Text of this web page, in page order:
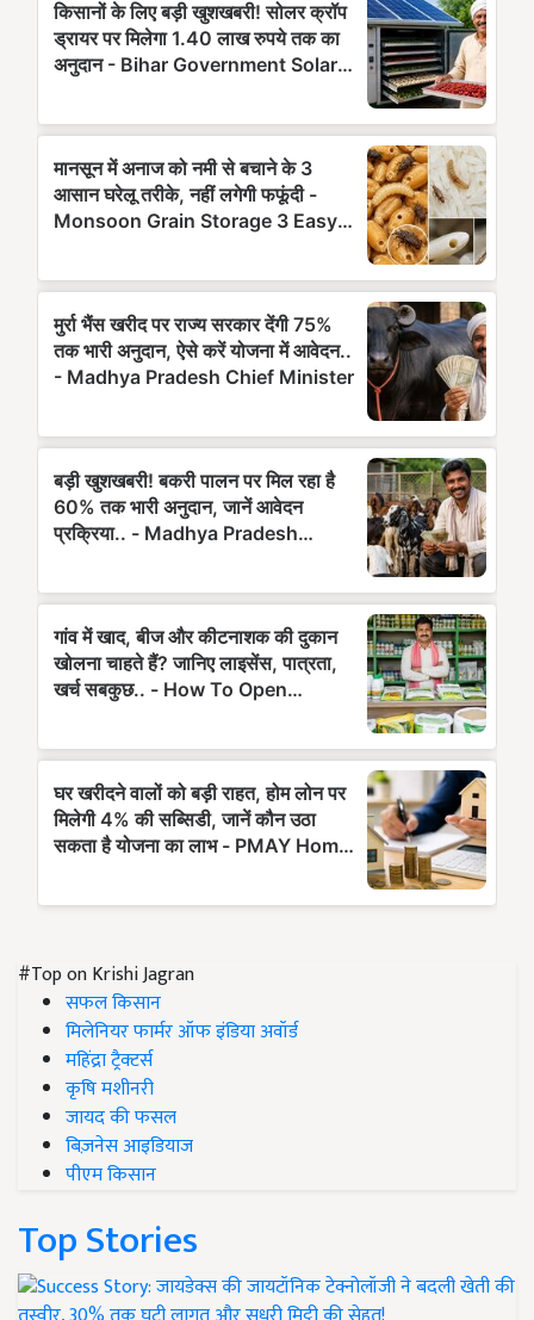
#Top on Krishi Jagran
सफल किसान
मिलेनियर फार्मर ऑफ इंडिया अवॉर्ड
महिंद्रा ट्रैक्टर्स
कृषि मशीनरी
जायद की फसल
बिज़नेस आइडियाज
पीएम किसान
Top Stories